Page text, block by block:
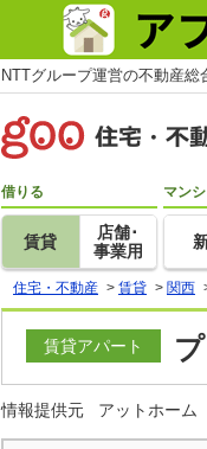
NTTグループ運営の不動産
借りる
賃貸
店舗･
事業用
マン
住宅・不動産 > 賃貸 > 関西
賃貸アパート
情報提供元 アットホーム